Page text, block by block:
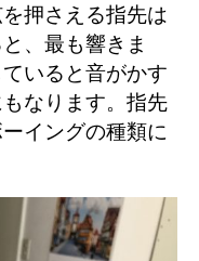
押さえる指先は
、最も響きま
いると音がかす
なります。指先
イングの種類に